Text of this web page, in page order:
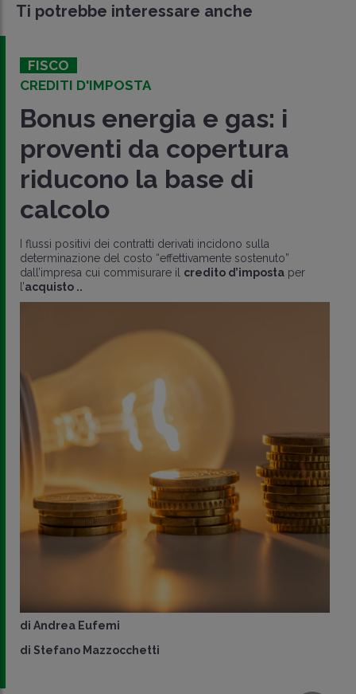
Ti potrebbe interessare anche
FISCO
CREDITI D'IMPOSTA
Bonus energia e gas: i
proventi da copertura
riducono la base di
calcolo
I flussi positivi dei contratti derivati incidono sulla
determinazione del costo “effettivamente sostenuto”
dall’impresa cui commisurare il credito d’imposta per
l’acquisto ..
di Andrea Eufemi
di Stefano Mazzocchetti